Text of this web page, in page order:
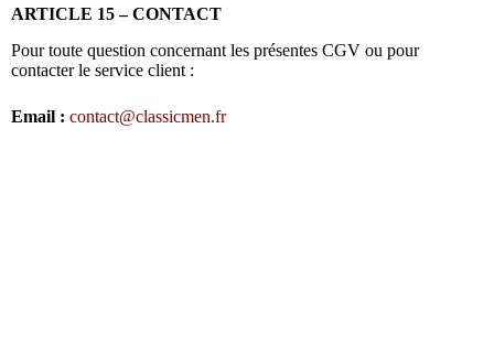
ARTICLE 15 – CONTACT
Pour toute question concernant les présentes CGV ou pour
contacter le service client :
Email : contact@classicmen.fr